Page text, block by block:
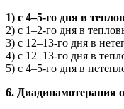
1) с 4–5-го дня в
2) с 1–2-го дня в
3) с 12–13-го дня в
4) с 12–13-го дня в
5) с 4–5-го дня в
6. Диадинамотерапия